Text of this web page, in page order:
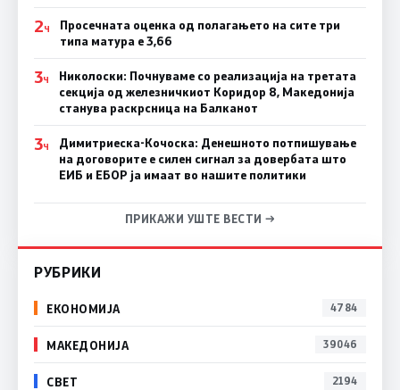
2Ч
Просечната оценка од полагањето на сите три
типа матура е 3,66
3Ч
Николоски: Почнуваме со реализација на третата
секција од железничкиот Коридор 8, Македонија
станува раскрсница на Балканот
3Ч
Димитриеска-Кочоска: Денешното потпишување
на договорите е силен сигнал за довербата што
ЕИБ и ЕБОР ја имаат во нашите политики
ПРИКАЖИ УШТЕ ВЕСТИ →
РУБРИКИ
ЕКОНОМИЈА 4784
МАКЕДОНИЈА 39046
СВЕТ 2194